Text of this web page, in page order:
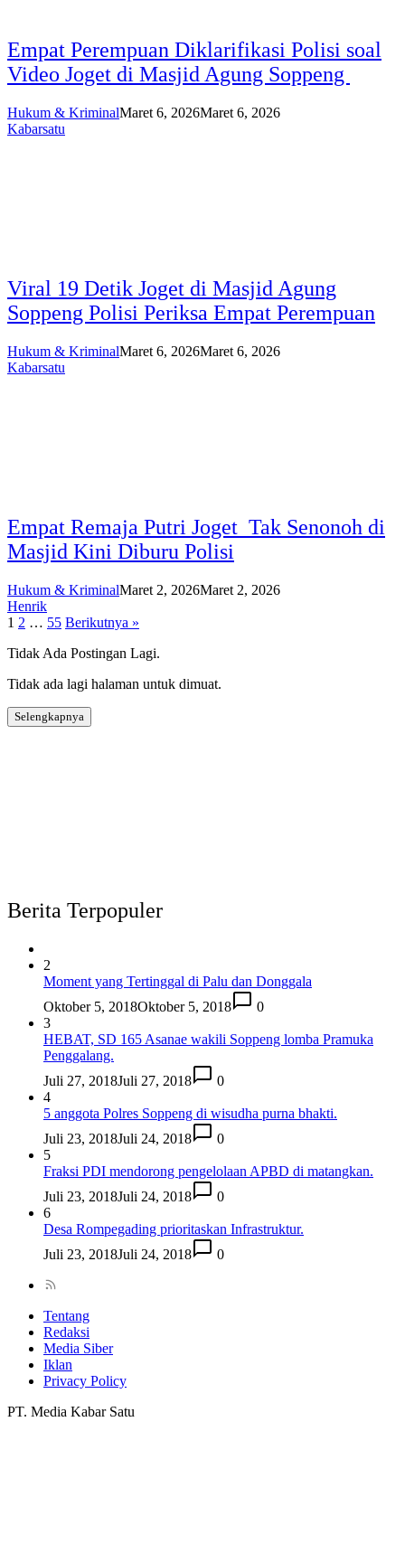
Empat Perempuan Diklarifikasi Polisi soal
Video Joget di Masjid Agung Soppeng
Hukum & KriminalMaret 6, 2026Maret 6, 2026
Kabarsatu
Viral 19 Detik Joget di Masjid Agung
Soppeng Polisi Periksa Empat Perempuan
Hukum & KriminalMaret 6, 2026Maret 6, 2026
Kabarsatu
Empat Remaja Putri Joget Tak Senonoh di
Masjid Kini Diburu Polisi
Hukum & KriminalMaret 2, 2026Maret 2, 2026
Henrik
Paginasi
pos
1 2 … 55 Berikutnya »
Tidak Ada Postingan Lagi.
Tidak ada lagi halaman untuk dimuat.
Selengkapnya
Berita Terpopuler
2
Moment yang Tertinggal di Palu dan Donggala
Oktober 5, 2018Oktober 5, 2018
0
3
HEBAT, SD 165 Asanae wakili Soppeng lomba Pramuka
Penggalang.
Juli 27, 2018Juli 27, 2018
0
4
5 anggota Polres Soppeng di wisudha purna bhakti.
Juli 23, 2018Juli 24, 2018
0
5
Fraksi PDI mendorong pengelolaan APBD di matangkan.
Juli 23, 2018Juli 24, 2018
0
6
Desa Rompegading prioritaskan Infrastruktur.
Juli 23, 2018Juli 24, 2018 0
Tentang
Redaksi
Media Siber
Iklan
Privacy Policy
PT. Media Kabar Satu